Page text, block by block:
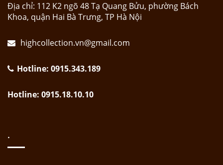
Địa chỉ: 112 K2 ngõ 48 Tạ Quang Bửu, phường Bách
Khoa, quận Hai Bà Trưng, TP Hà Nội
highcollection.vn@gmail.com
Hotline: 0915.343.189
Hotline: 0915.18.10.10
.